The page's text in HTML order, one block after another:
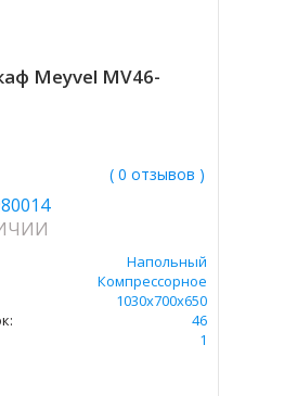
Meyvel MV46-
( 0 отзывов )
Напольный
Компрессорное
1030х700х650
46
1